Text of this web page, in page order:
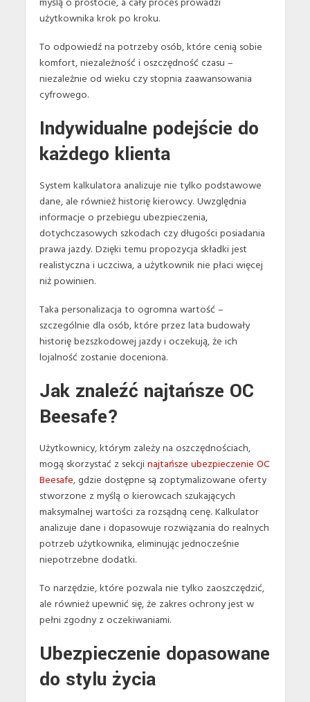
użytkownika krok po kroku.
To odpowiedź na potrzeby osób, które cenią sobie
komfort, niezależność i oszczędność czasu –
niezależnie od wieku czy stopnia zaawansowania
cyfrowego.
Indywidualne podejście do
każdego klienta
System kalkulatora analizuje nie tylko podstawowe
dane, ale również historię kierowcy. Uwzględnia
informacje o przebiegu ubezpieczenia,
dotychczasowych szkodach czy długości posiadania
prawa jazdy. Dzięki temu propozycja składki jest
realistyczna i uczciwa, a użytkownik nie płaci więcej
niż powinien.
Taka personalizacja to ogromna wartość –
szczególnie dla osób, które przez lata budowały
historię bezszkodowej jazdy i oczekują, że ich
lojalność zostanie doceniona.
Jak znaleźć najtańsze OC
Beesafe?
Użytkownicy, którym zależy na oszczędnościach,
mogą skorzystać z sekcji najtańsze ubezpieczenie OC
Beesafe, gdzie dostępne są zoptymalizowane oferty
stworzone z myślą o kierowcach szukających
maksymalnej wartości za rozsądną cenę. Kalkulator
analizuje dane i dopasowuje rozwiązania do realnych
potrzeb użytkownika, eliminując jednocześnie
niepotrzebne dodatki.
To narzędzie, które pozwala nie tylko zaoszczędzić,
ale również upewnić się, że zakres ochrony jest w
pełni zgodny z oczekiwaniami.
Ubezpieczenie dopasowane
do stylu życia